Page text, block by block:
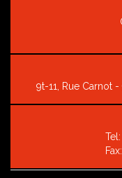
9t-11, Rue Carnot
Tel: